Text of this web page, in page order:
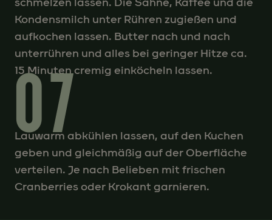
Kondensmilch unter Rühren zugießen und
aufkochen lassen. Butter nach und nach
unterrühren und alles bei geringer Hitze ca.
15 Minuten cremig einköcheln lassen.
07
Lauwarm abkühlen lassen, auf den Kuchen
geben und gleichmäßig auf der Oberfläche
verteilen. Je nach Belieben mit frischen
Cranberries oder Krokant garnieren.